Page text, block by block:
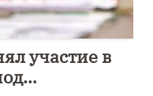
участие в